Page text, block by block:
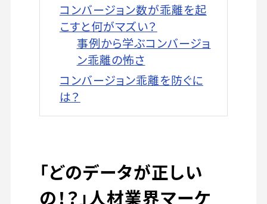
コンバージョン数が乖離を起
こすと何がマズい？
事例から学ぶコンバージョ
ン乖離の怖さ
コンバージョン乖離を防ぐに
は？
「どのデータが正しい
の！？」人材業界マーケ